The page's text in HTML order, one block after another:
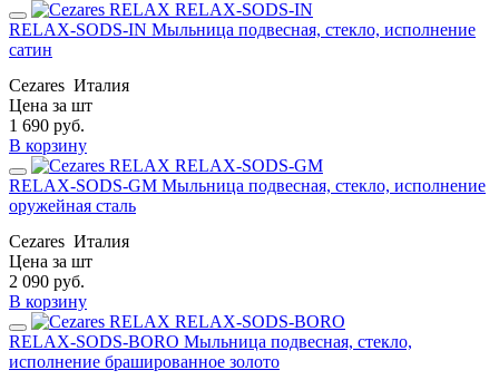
RELAX-SODS-IN Мыльница подвесная, стекло, исполнение
сатин
Cezares Италия
Цена за шт
1 690 руб.
В корзину
RELAX-SODS-GM Мыльница подвесная, стекло, исполнение
оружейная сталь
Cezares Италия
Цена за шт
2 090 руб.
В корзину
RELAX-SODS-BORO Мыльница подвесная, стекло,
исполнение брашированное золото